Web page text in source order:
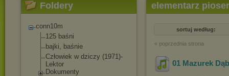
Foldery
conn10m
125 baśni
bajki, baśnie
Człowiek w dziczy (1971)-
Lektor
Dokumenty
elementarz
sortuj według:
« poprzednia strona
01 Mazurek